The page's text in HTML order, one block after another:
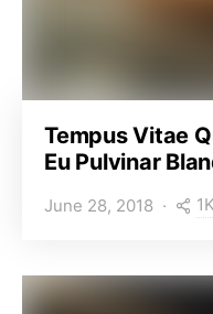
Tempus Vitae
Eu Pulvinar
June 28, 2018